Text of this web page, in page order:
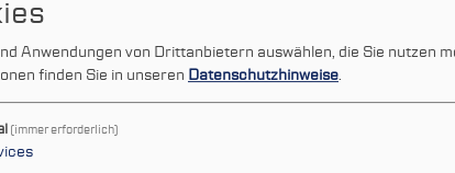
Anwendungen von Drittanbietern auswählen, die Sie nutzen
finden Sie in unseren Datenschutzhinweise.
(immer erforderlich)